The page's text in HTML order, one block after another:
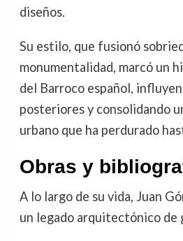
diseños.
Su estilo, que fusionó
monumentalidad, marcó un
del Barroco español,
posteriores y consolidando
urbano que ha perdurado
Obras y
A lo largo de su vida, Juan
un legado arquitectónico de